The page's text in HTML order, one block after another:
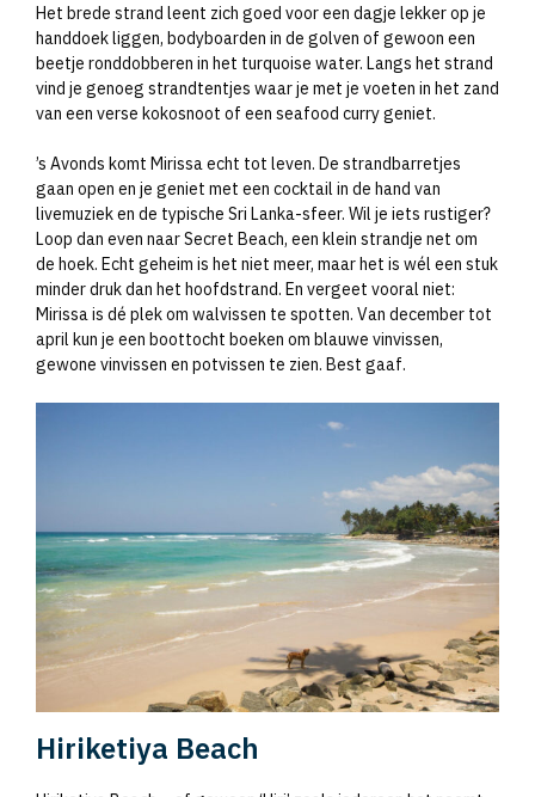
Het brede strand leent zich goed voor een dagje lekker op je
handdoek liggen, bodyboarden in de golven of gewoon een
beetje ronddobberen in het turquoise water. Langs het strand
vind je genoeg strandtentjes waar je met je voeten in het zand
van een verse kokosnoot of een seafood curry geniet.
’s Avonds komt Mirissa echt tot leven. De strandbarretjes
gaan open en je geniet met een cocktail in de hand van
livemuziek en de typische Sri Lanka-sfeer. Wil je iets rustiger?
Loop dan even naar Secret Beach, een klein strandje net om
de hoek. Echt geheim is het niet meer, maar het is wél een stuk
minder druk dan het hoofdstrand. En vergeet vooral niet:
Mirissa is dé plek om walvissen te spotten. Van december tot
april kun je een boottocht boeken om blauwe vinvissen,
gewone vinvissen en potvissen te zien. Best gaaf.
Hiriketiya Beach